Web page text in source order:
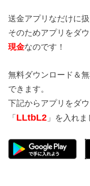
送金アプリなだけに
そのためアプリをダ
現金なのです！
無料ダウンロード＆
できます。
下記からアプリをダ
「LLtbL2 」を入れま